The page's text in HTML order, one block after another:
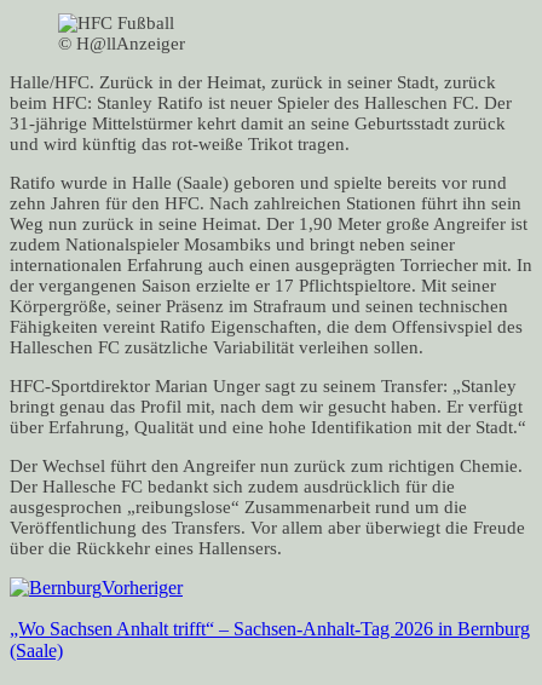
© H@llAnzeiger
Halle/HFC. Zurück in der Heimat, zurück in seiner Stadt, zurück
beim HFC: Stanley Ratifo ist neuer Spieler des Halleschen FC. Der
31-jährige Mittelstürmer kehrt damit an seine Geburtsstadt zurück
und wird künftig das rot-weiße Trikot tragen.
Ratifo wurde in Halle (Saale) geboren und spielte bereits vor rund
zehn Jahren für den HFC. Nach zahlreichen Stationen führt ihn sein
Weg nun zurück in seine Heimat. Der 1,90 Meter große Angreifer ist
zudem Nationalspieler Mosambiks und bringt neben seiner
internationalen Erfahrung auch einen ausgeprägten Torriecher mit. In
der vergangenen Saison erzielte er 17 Pflichtspieltore. Mit seiner
Körpergröße, seiner Präsenz im Strafraum und seinen technischen
Fähigkeiten vereint Ratifo Eigenschaften, die dem Offensivspiel des
Halleschen FC zusätzliche Variabilität verleihen sollen.
HFC-Sportdirektor Marian Unger sagt zu seinem Transfer: „Stanley
bringt genau das Profil mit, nach dem wir gesucht haben. Er verfügt
über Erfahrung, Qualität und eine hohe Identifikation mit der Stadt.“
Der Wechsel führt den Angreifer nun zurück zum richtigen Chemie.
Der Hallesche FC bedankt sich zudem ausdrücklich für die
ausgesprochen „reibungslose“ Zusammenarbeit rund um die
Veröffentlichung des Transfers. Vor allem aber überwiegt die Freude
über die Rückkehr eines Hallensers.
Vorheriger
„Wo Sachsen Anhalt trifft“ – Sachsen-Anhalt-Tag 2026 in Bernburg
(Saale)